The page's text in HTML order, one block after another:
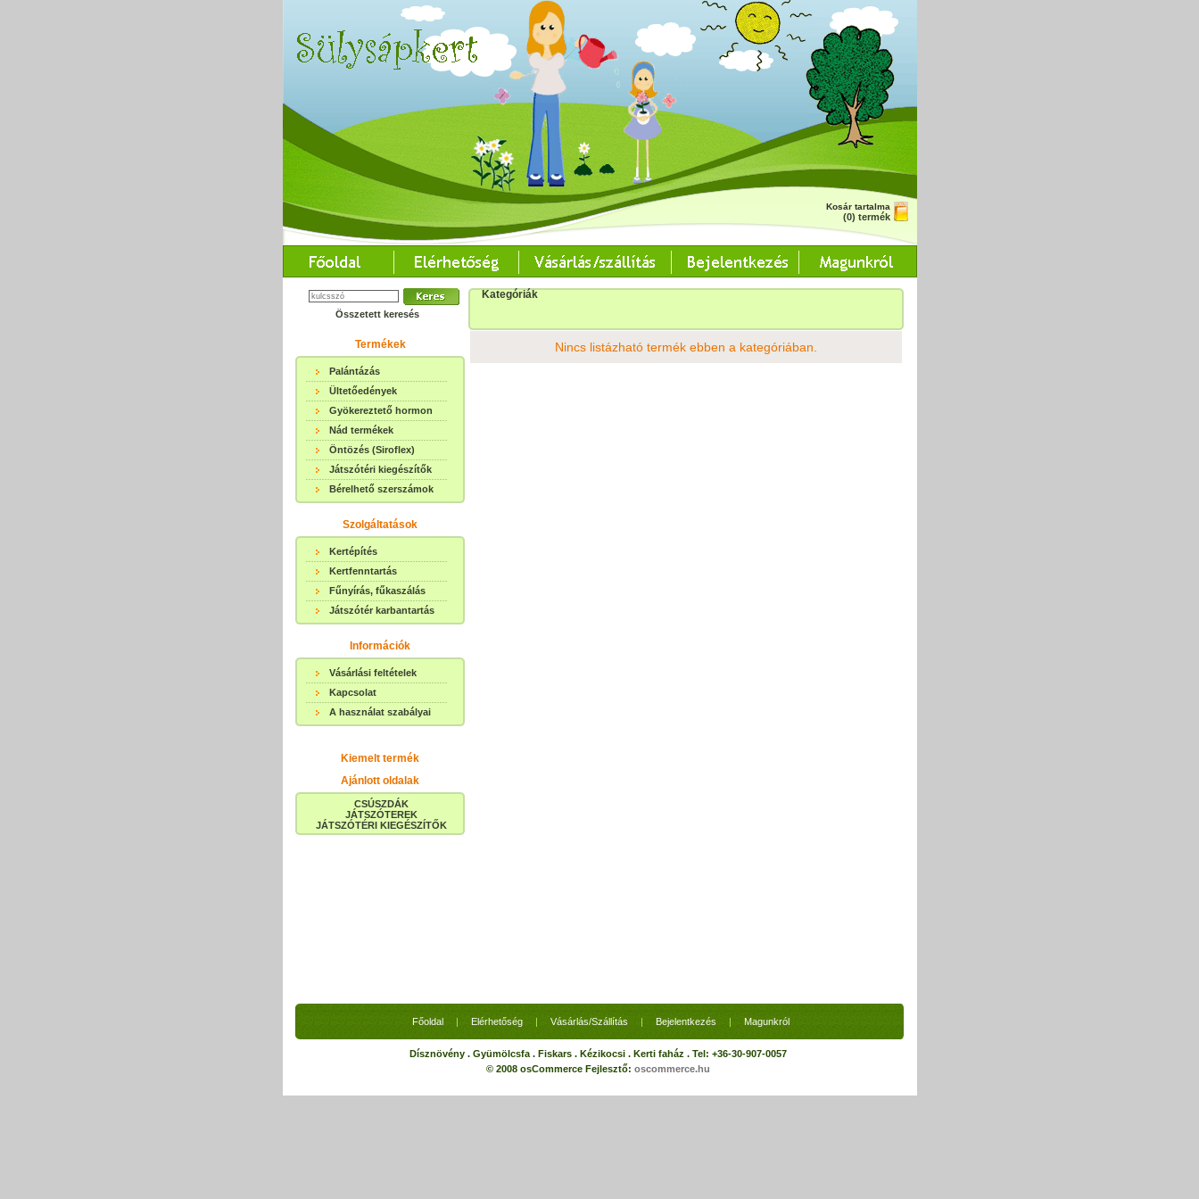
Kosár tartalma
(0) termék
Összetett keresés
Termékek
Palántázás
Ültetőedények
Gyökereztető hormon
Nád termékek
Öntözés (Siroflex)
Játszótéri kiegészítők
Bérelhető szerszámok
Szolgáltatások
Kertépítés
Kertfenntartás
Fűnyírás, fűkaszálás
Játszótér karbantartás
Információk
Vásárlási feltételek
Kapcsolat
A használat szabályai
Kiemelt termék
Ajánlott oldalak
CSÚSZDÁK
JÁTSZÓTEREK
JÁTSZÓTÉRI KIEGÉSZÍTŐK
Kategóriák
Nincs listázható termék ebben a kategóriában.
Főoldal | Elérhetőség | Vásárlás/Szállítás | Bejelentkezés | Magunkról
Dísznövény . Gyümölcsfa . Fiskars . Kézikocsi . Kerti faház . Tel: +36-30-907-0057
© 2008 osCommerce Fejlesztő: oscommerce.hu